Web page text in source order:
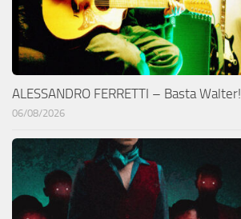
ALESSANDRO FERRETTI – Basta Walter!
06/08/2026